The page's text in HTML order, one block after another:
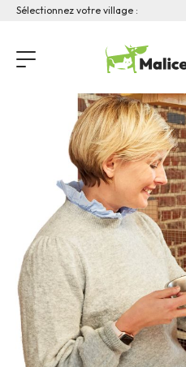
Sélectionnez votre village :